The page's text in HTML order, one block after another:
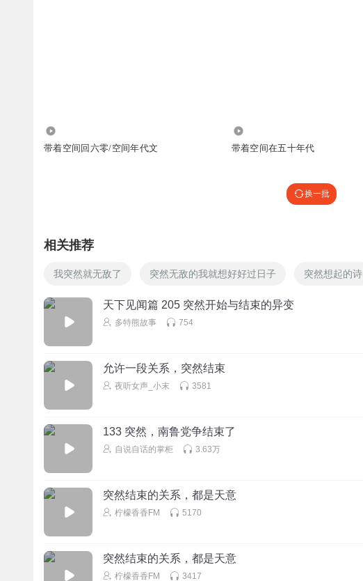
带着空间回六零/空间年代文 带着空间在五十年代
换一批
相关推荐
我突然就无敌了 突然无敌的我就想好好过日子 突然想起的诗
天下见闻篇 205 突然开始与结束的异变
多特熊故事 754
允许一段关系，突然结束
夜听女声_小末 3581
133 突然，南鲁党争结束了
自说自话的掌柜 3.63万
突然结束的关系，都是天意
柠檬香香FM 5170
突然结束的关系，都是天意
柠檬香香FM 3417